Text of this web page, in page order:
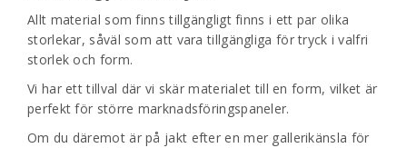
Allt material som finns tillgängligt finns i ett par olika
storlekar, såväl som att vara tillgängliga för tryck i valfri
storlek och form.
Vi har ett tillval där vi skär materialet till en form, vilket är
perfekt för större marknadsföringspaneler.
Om du däremot är på jakt efter en mer gallerikänsla för